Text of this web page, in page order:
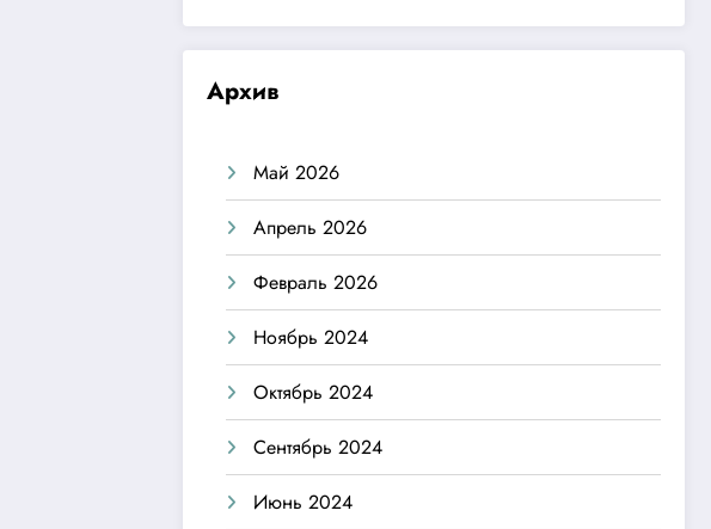
Архив
Май 2026
Апрель 2026
Февраль 2026
Ноябрь 2024
Октябрь 2024
Сентябрь 2024
Июнь 2024